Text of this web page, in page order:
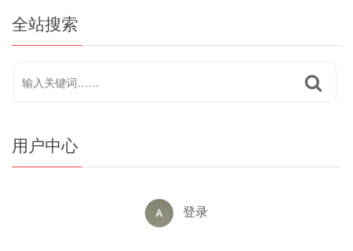
全站搜索
用户中心
登录